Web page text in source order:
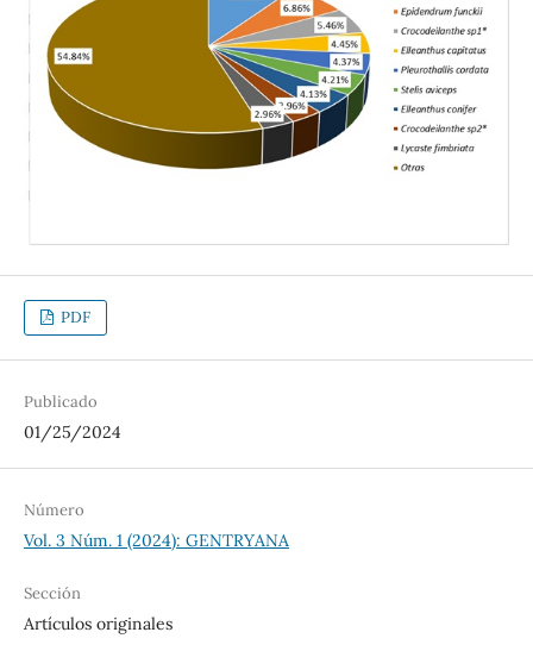
PDF
Publicado
01/25/2024
Número
Vol. 3 Núm. 1 (2024): GENTRYANA
Sección
Artículos originales